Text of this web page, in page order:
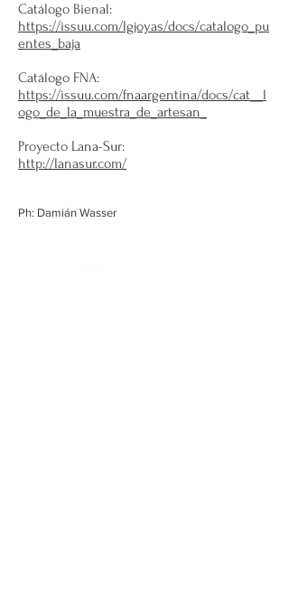
Catálogo Bienal:
https://issuu.com/lgjoyas/docs/catalogo_pu
entes_baja
Catálogo FNA:
https://issuu.com/fnaargentina/docs/cat__l
ogo_de_la_muestra_de_artesan_
Proyecto Lana-Sur:
http://lanasur.com/
Ph: Damián Wasser